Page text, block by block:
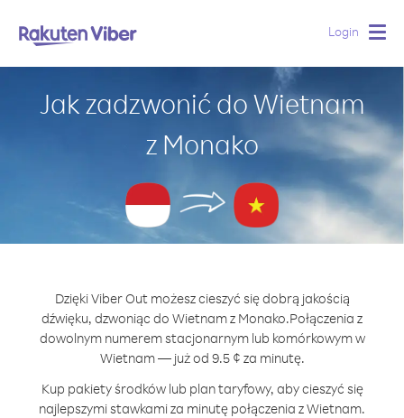
Login
Jak zadzwonić do Wietnam
z Monako
Dzięki Viber Out możesz cieszyć się dobrą jakością
dźwięku, dzwoniąc do Wietnam z Monako.Połączenia z
dowolnym numerem stacjonarnym lub komórkowym w
Wietnam — już od 9.5 ¢ za minutę.
Kup pakiety środków lub plan taryfowy, aby cieszyć się
najlepszymi stawkami za minutę połączenia z Wietnam.